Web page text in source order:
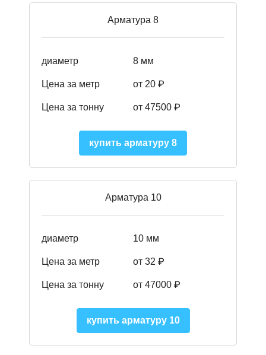
Арматура 8
диаметр 8 мм
Цена за метр от 20 ₽
Цена за тонну от 47500 ₽
купить арматуру 8
Арматура 10
диаметр 10 мм
Цена за метр от 32 ₽
Цена за тонну от 47000 ₽
купить арматуру 10